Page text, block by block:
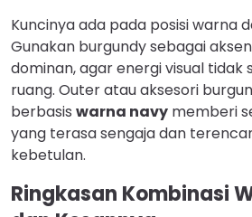
Kuncinya ada pada posisi warna
Gunakan burgundy sebagai
dominan, agar energi visual tidak
ruang. Outer atau aksesori
berbasis warna navy memberi
yang terasa sengaja dan
kebetulan.
Ringkasan Kombinasi